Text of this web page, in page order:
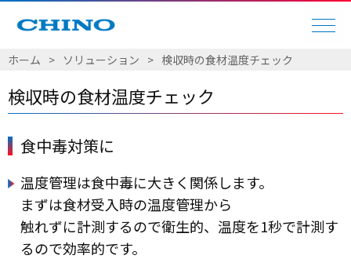
ホーム ソリューション 検収時の食材温度チェック
検収時の食材温度チェック
食中毒対策に
温度管理は食中毒に大きく関係します。
まずは食材受入時の温度管理から
触れずに計測するので衛生的、温度を1秒で計測す
るので効率的です。